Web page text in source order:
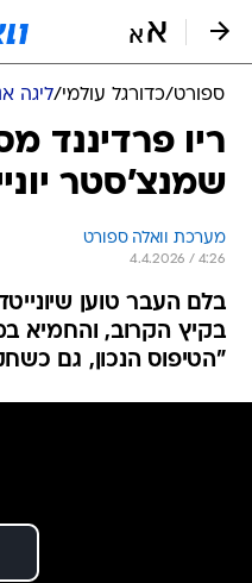
ספורט/כדורגל עולמי/ליגה
ריו פרדיננד
שמנצ'סטר
מערכת וואלה ספורט
4.4.2026 / 4:26
בלם העבר טוען
בקיץ הקרוב, והחמיא
"הטיפוס הנכון, גם